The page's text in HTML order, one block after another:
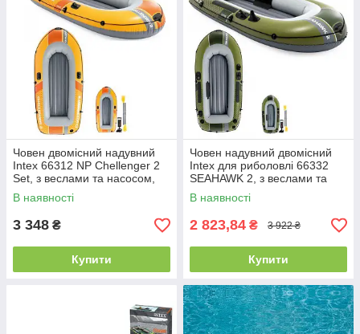
Човен двомісний надувний
Intex 66312 NP Chellenger 2
Set, з веслами та насосом,
236х114х41 см, для
риболовлі
В наявності
3 348 ₴
Купити
Човен надувний двомісний
Intex для риболовлі 66332
SEAHAWK 2, з веслами та
насосом, 236x114x41 см
В наявності
2 823,84 ₴ 3 922 ₴
Купити